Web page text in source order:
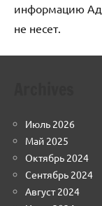
информацию
не несет.
Июль 2026
Май 2025
Октябрь 2024
Сентябрь 2024
Август 2024